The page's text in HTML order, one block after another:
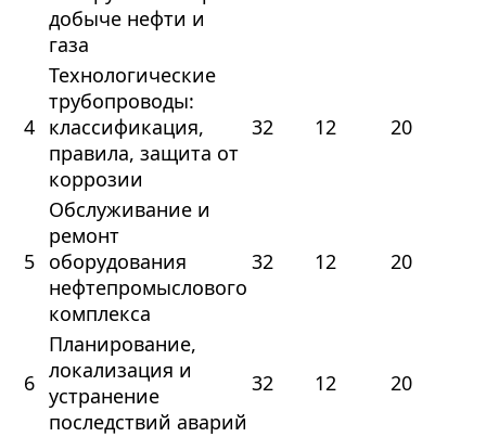
добыче нефти и
газа
4
Технологические
трубопроводы:
классификация,
правила, защита от
коррозии
32 12 20
5
Обслуживание и
ремонт
оборудования
нефтепромыслового
комплекса
32 12 20
6
Планирование,
локализация и
устранение
последствий аварий
32 12 20